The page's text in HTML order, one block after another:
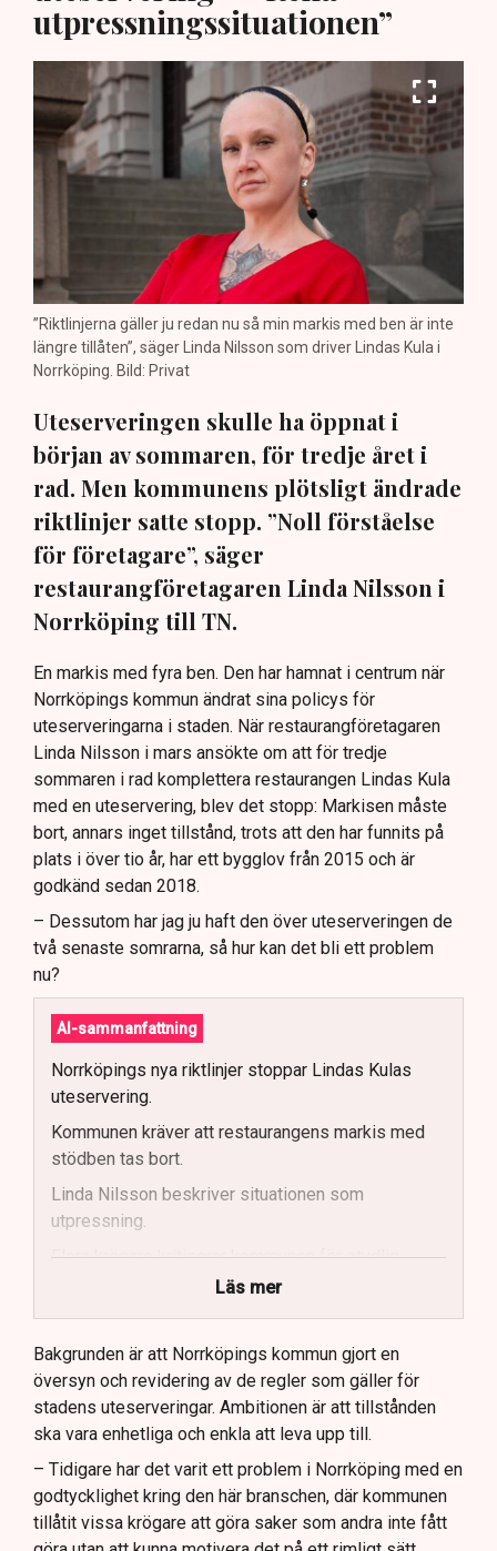
utpressningssituationen”
”Riktlinjerna gäller ju redan nu så min markis med ben är inte
längre tillåten”, säger Linda Nilsson som driver Lindas Kula i
Norrköping. Bild: Privat
Uteserveringen skulle ha öppnat i
början av sommaren, för tredje året i
rad. Men kommunens plötsligt ändrade
riktlinjer satte stopp. ”Noll förståelse
för företagare”, säger
restaurangföretagaren Linda Nilsson i
Norrköping till TN.
En markis med fyra ben. Den har hamnat i centrum när
Norrköpings kommun ändrat sina policys för
uteserveringarna i staden. När restaurangföretagaren
Linda Nilsson i mars ansökte om att för tredje
sommaren i rad komplettera restaurangen Lindas Kula
med en uteservering, blev det stopp: Markisen måste
bort, annars inget tillstånd, trots att den har funnits på
plats i över tio år, har ett bygglov från 2015 och är
godkänd sedan 2018.
– Dessutom har jag ju haft den över uteserveringen de
två senaste somrarna, så hur kan det bli ett problem
nu?
AI-sammanfattning
Norrköpings nya riktlinjer stoppar Lindas Kulas
uteservering.
Kommunen kräver att restaurangens markis med
stödben tas bort.
Linda Nilsson beskriver situationen som
utpressning.
Flera krögare kritiserar kommunen för otydlig
Kommunen vill skapa enhetliga regler för
uteserveringar.
Lindas Kula ställer in uteserveringen för
sommaren.
Läs mer
Bakgrunden är att Norrköpings kommun gjort en
översyn och revidering av de regler som gäller för
stadens uteserveringar. Ambitionen är att tillstånden
ska vara enhetliga och enkla att leva upp till.
– Tidigare har det varit ett problem i Norrköping med en
godtycklighet kring den här branschen, där kommunen
tillåtit vissa krögare att göra saker som andra inte fått